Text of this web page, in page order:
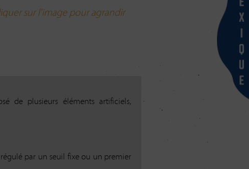
sur l'image pour agrandir
de plusieurs éléments artificiels,
par un seuil fixe ou un premier